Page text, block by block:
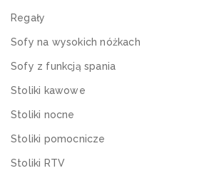
Regały
Sofy na wysokich nóżkach
Sofy z funkcją spania
Stoliki kawowe
Stoliki nocne
Stoliki pomocnicze
Stoliki RTV